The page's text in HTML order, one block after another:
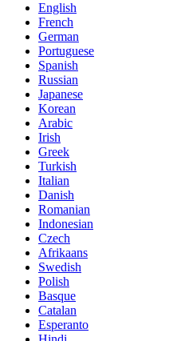
English
French
German
Portuguese
Spanish
Russian
Japanese
Korean
Arabic
Irish
Greek
Turkish
Italian
Danish
Romanian
Indonesian
Czech
Afrikaans
Swedish
Polish
Basque
Catalan
Esperanto